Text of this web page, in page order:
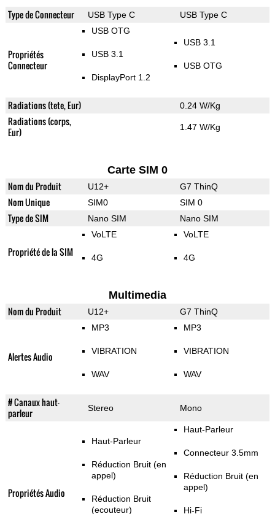
Type de Connecteur USB Type C USB Type C
Propriétés
Connecteur
USB OTG
USB 3.1
DisplayPort 1.2
USB 3.1
USB OTG
Radiations (tete, Eur) 0.24 W/Kg
Radiations (corps,
Eur)
1.47 W/Kg
Carte SIM 0
Nom du Produit U12+ G7 ThinQ
Nom Unique SIM0 SIM 0
Type de SIM Nano SIM Nano SIM
Propriété de la SIM
VoLTE
4G
VoLTE
4G
Multimedia
Nom du Produit U12+ G7 ThinQ
Alertes Audio
MP3
VIBRATION
WAV
MP3
VIBRATION
WAV
# Canaux haut-
parleur
Stereo Mono
Propriétés Audio
Haut-Parleur
Réduction Bruit (en
appel)
Réduction Bruit
(ecouteur)
Haut-Parleur
Connecteur 3.5mm
Réduction Bruit (en
appel)
Hi-Fi